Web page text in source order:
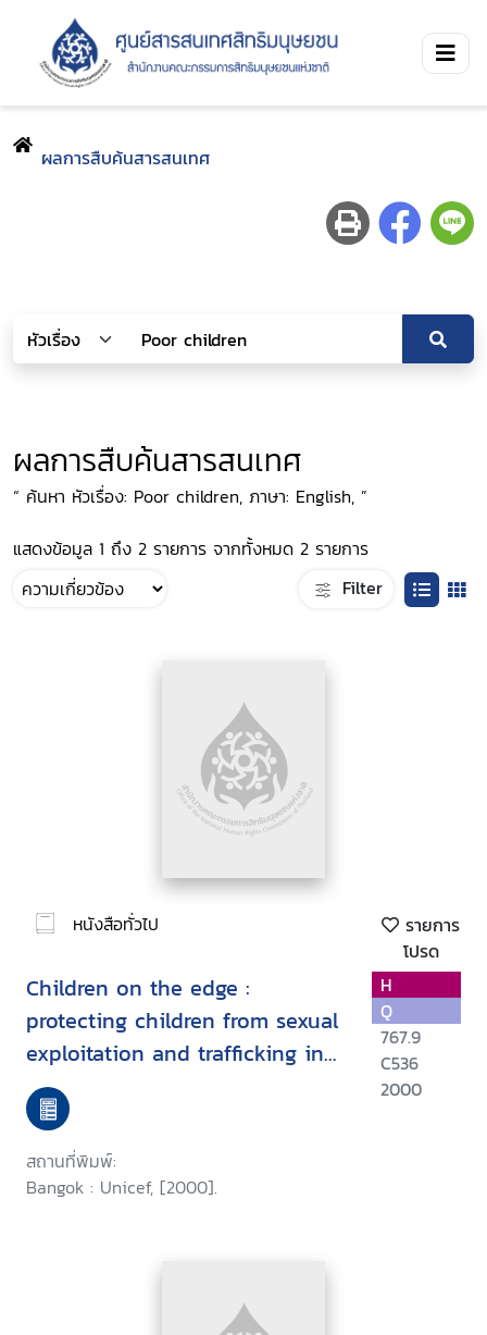
ผลการสืบค้นสารสนเทศ
ผลการสืบค้นสารสนเทศ
“ ค้นหา หัวเรื่อง: Poor children, ภาษา: English, ”
แสดงข้อมูล 1 ถึง 2 รายการ จากทั้งหมด 2 รายการ
Filter
หนังสือทั่วไป
รายการ
โปรด
Children on the edge :
protecting children from sexual
exploitation and trafficking in
East Asia and the Pacific
สถานที่พิมพ์:
Bangok : Unicef, [2000].
H
Q
767.9
C536
2000